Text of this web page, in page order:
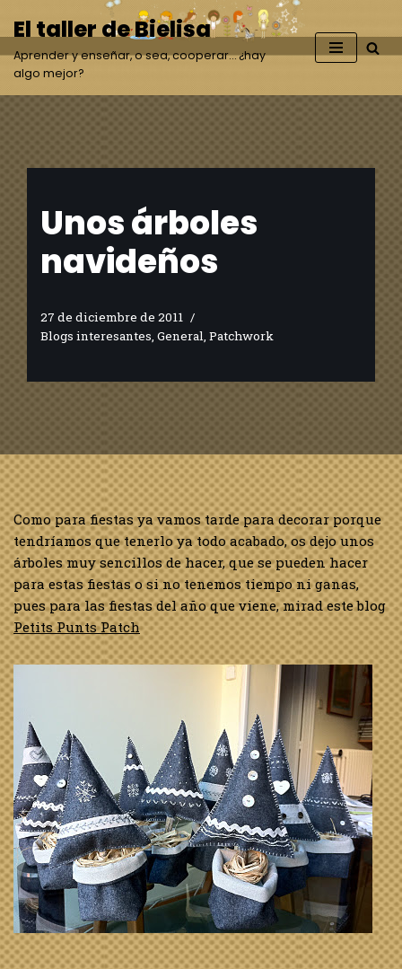
Saltar
al
contenido
El taller de Bielisa
Aprender y enseñar, o sea, cooperar… ¿hay
algo mejor?
Unos árboles
navideños
27 de diciembre de 2011
Blogs interesantes, General, Patchwork
Como para fiestas ya vamos tarde para decorar porque
tendríamos que tenerlo ya todo acabado, os dejo unos
árboles muy sencillos de hacer, que se pueden hacer
para estas fiestas o si no tenemos tiempo ni ganas,
pues para las fiestas del año que viene, mirad este blog
Petits Punts Patch